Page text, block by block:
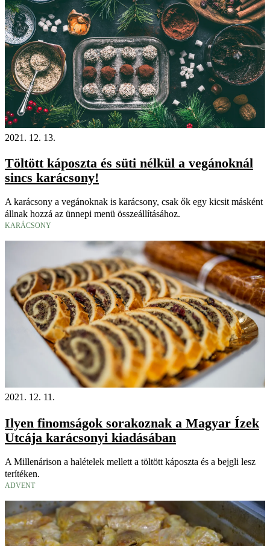
2021. 12. 13.
Töltött káposzta és süti nélkül a vegánoknál
sincs karácsony!
A karácsony a vegánoknak is karácsony, csak ők egy kicsit másként
állnak hozzá az ünnepi menü összeállításához.
KARÁCSONY
2021. 12. 11.
Ilyen finomságok sorakoznak a Magyar Ízek
Utcája karácsonyi kiadásában
A Millenárison a halételek mellett a töltött káposzta és a bejgli lesz
terítéken.
ADVENT